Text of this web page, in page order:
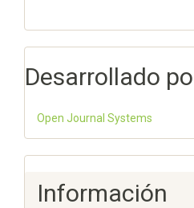
Desarrollado
Open Journal Systems
Información